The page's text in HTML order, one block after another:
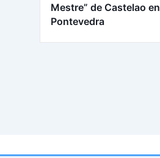
Mestre” de Castelao en
Pontevedra